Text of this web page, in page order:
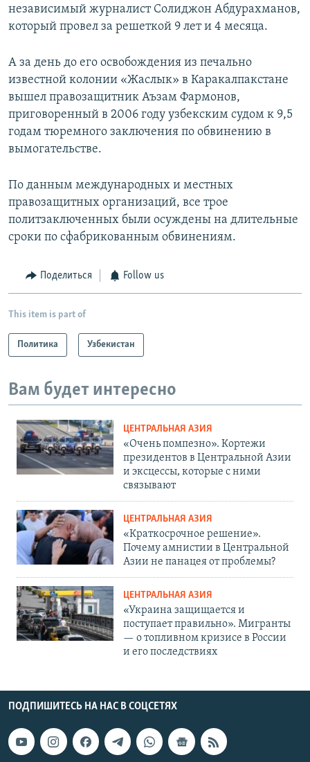
независимый журналист Солиджон Абдурахманов,
который провел за решеткой 9 лет и 4 месяца.
А за день до его освобождения из печально
известной колонии «Жаслык» в Каракалпакстане
вышел правозащитник Аъзам Фармонов,
приговоренный в 2006 году узбекским судом к 9,5
годам тюремного заключения по обвинению в
вымогательстве.
По данным международных и местных
правозащитных организаций, все трое
политзаключенных были осуждены на длительные
сроки по сфабрикованным обвинениям.
Поделиться Follow us
This item is part of
Политика Узбекистан
Вам будет интересно
ЦЕНТРАЛЬНАЯ АЗИЯ
«Очень помпезно». Кортежи
президентов в Центральной Азии
и эксцессы, которые с ними
связывают
ЦЕНТРАЛЬНАЯ АЗИЯ
«Краткосрочное решение».
Почему амнистии в Центральной
Азии не панацея от проблемы?
ЦЕНТРАЛЬНАЯ АЗИЯ
«Украина защищается и
поступает правильно». Мигранты
— о топливном кризисе в России
и его последствиях
ПОДПИШИТЕСЬ НА НАС В СОЦСЕТЯХ